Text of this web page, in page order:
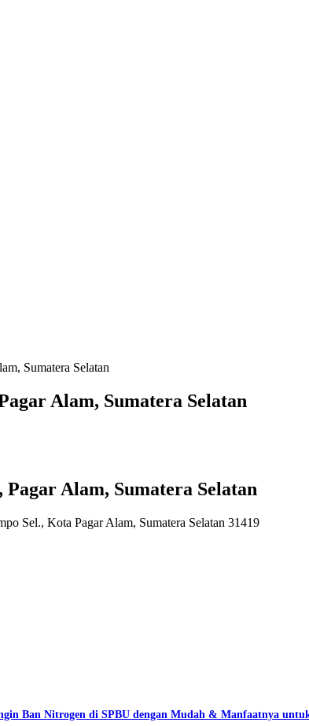
Sumatera Selatan
Alam, Sumatera Selatan
Alam, Sumatera Selatan
Sel., Kota Pagar Alam, Sumatera Selatan 31419
Ban Nitrogen di SPBU dengan Mudah & Manfaatnya